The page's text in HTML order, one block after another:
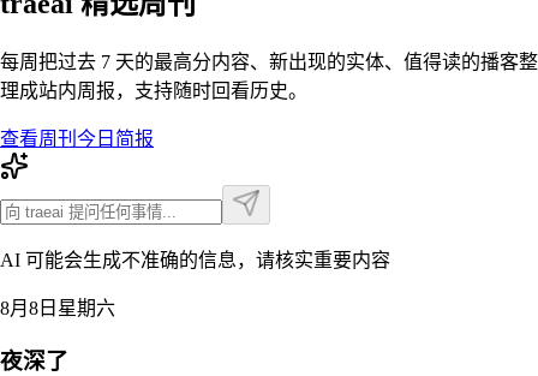
每周把过去 7 天的最高分内容、新出现的实体、值得读的播客整
理成站内周报，支持随时回看历史。
查看周刊 今日简报
AI 可能会生成不准确的信息，请核实重要内容
8月8日星期六
夜深了